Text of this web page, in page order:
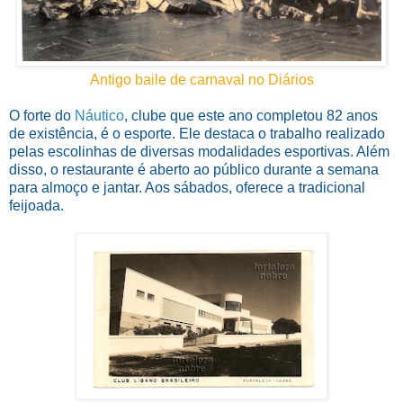
Antigo baile de carnaval no Diários
O forte do Náutico, clube que este ano completou 82 anos
de existência, é o esporte. Ele destaca o trabalho realizado
pelas escolinhas de diversas modalidades esportivas. Além
disso, o restaurante é aberto ao público durante a semana
para almoço e jantar. Aos sábados, oferece a tradicional
feijoada.